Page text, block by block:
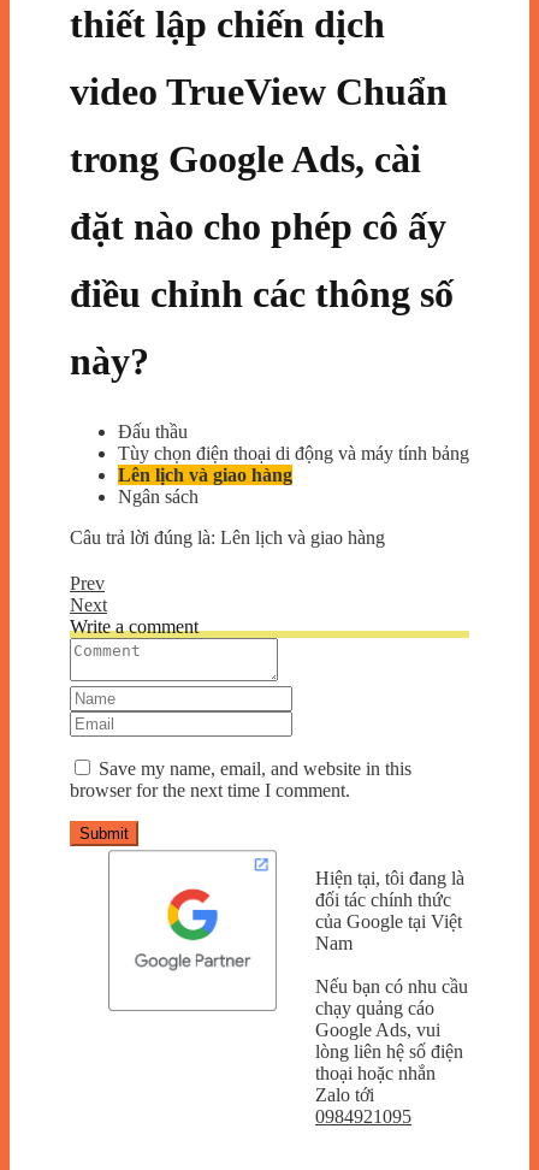
thiết lập chiến dịch
video TrueView Chuẩn
trong Google Ads, cài
đặt nào cho phép cô ấy
điều chỉnh các thông số
này?
Đấu thầu
Tùy chọn điện thoại di động và máy tính bảng
Lên lịch và giao hàng
Ngân sách
Câu trả lời đúng là: Lên lịch và giao hàng
Prev
Next
Write a comment
Save my name, email, and website in this
browser for the next time I comment.
Submit
Hiện tại, tôi đang là
đối tác chính thức
của Google tại Việt
Nam
Nếu bạn có nhu cầu
chạy quảng cáo
Google Ads, vui
lòng liên hệ số điện
thoại hoặc nhắn
Zalo tới
0984921095